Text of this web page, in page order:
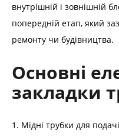
внутрішній і зовнішній
попередній етап, який
ремонту чи будівництва.
Основні
закладки
1. Мідні трубки для